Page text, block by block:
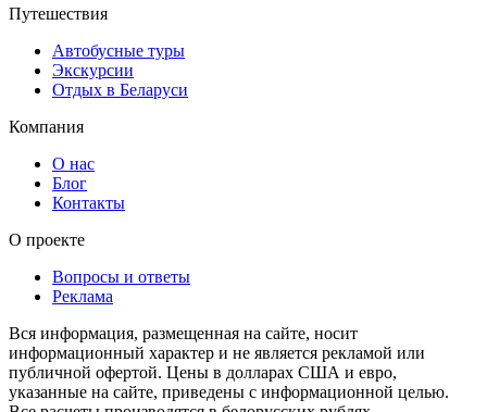
Путешествия
Автобусные туры
Экскурсии
Отдых в Беларуси
Компания
О нас
Блог
Контакты
О проекте
Вопросы и ответы
Реклама
Вся информация, размещенная на сайте, носит
информационный характер и не является рекламой или
публичной офертой. Цены в долларах США и евро,
указанные на сайте, приведены с информационной целью.